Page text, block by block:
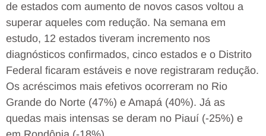
de estados com aumento de novos casos voltou a
superar aqueles com redução. Na semana em
estudo, 12 estados tiveram incremento nos
diagnósticos confirmados, cinco estados e o Distrito
Federal ficaram estáveis e nove registraram redução.
Os acréscimos mais efetivos ocorreram no Rio
Grande do Norte (47%) e Amapá (40%). Já as
quedas mais intensas se deram no Piauí (-25%) e